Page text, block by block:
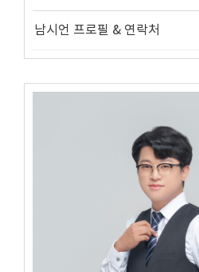
남시언 프로필 & 연락처